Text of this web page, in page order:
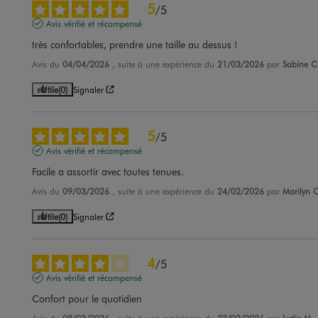
5/5
Avis vérifié et récompensé
très confortables, prendre une taille au dessus !
Avis du 04/04/2026 , suite à une expérience du 21/03/2026 par Sabine
Utile(0) Signaler
5/5
Avis vérifié et récompensé
Facile a assortir avec toutes tenues.
Avis du 09/03/2026 , suite à une expérience du 24/02/2026 par Marilyn
Utile(0) Signaler
4/5
Avis vérifié et récompensé
Confort pour le quotidien